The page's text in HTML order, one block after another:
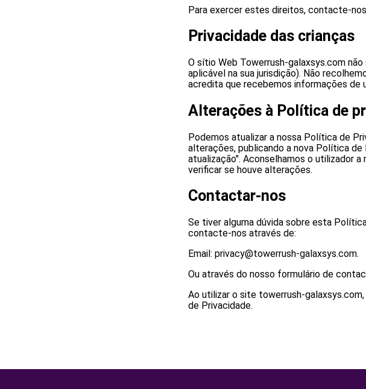
Para exercer estes direitos, contacte-
Privacidade das crianças
O sítio Web Towerrush-galaxsys.com
aplicável na sua jurisdição). Não
acredita que recebemos informações de
Alterações à Política de
Podemos atualizar a nossa Política de
alterações, publicando a nova Política
atualização". Aconselhamos o utilizador
verificar se houve alterações.
Contactar-nos
Se tiver alguma dúvida sobre esta
contacte-nos através de:
Email: privacy@towerrush-galaxsys.com.
Ou através do nosso formulário de
Ao utilizar o site towerrush-
de Privacidade.